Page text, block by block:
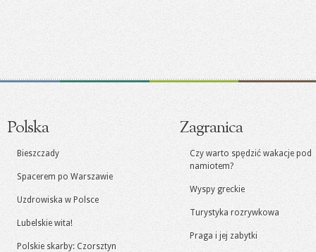
Polska
Bieszczady
Spacerem po Warszawie
Uzdrowiska w Polsce
Lubelskie wita!
Polskie skarby: Czorsztyn
Zagranica
Czy warto spędzić wakacje pod
namiotem?
Wyspy greckie
Turystyka rozrywkowa
Praga i jej zabytki